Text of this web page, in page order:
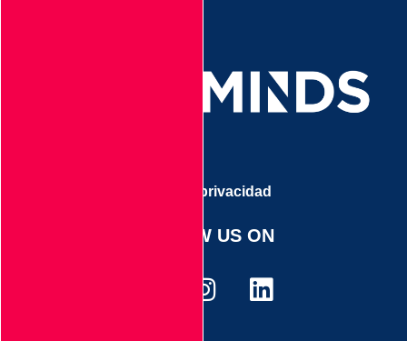
Aviso de privacidad
FOLLOW US ON